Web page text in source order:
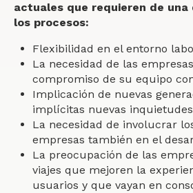
actuales que requieren de una
los procesos:
Flexibilidad en el entorno
La necesidad de las
compromiso de su equipo
Implicación de nuevas
implícitas nuevas inquietudes
La necesidad de involucrar
empresas también en el
La preocupación de las
viajes que mejoren la
usuarios y que vayan en